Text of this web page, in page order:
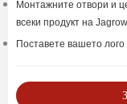
Монтажните отвори и
всеки продукт на
Поставете вашето лого